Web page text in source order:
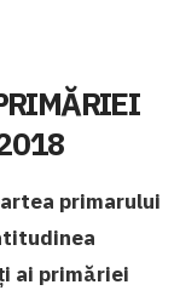
primarului
ai primăriei